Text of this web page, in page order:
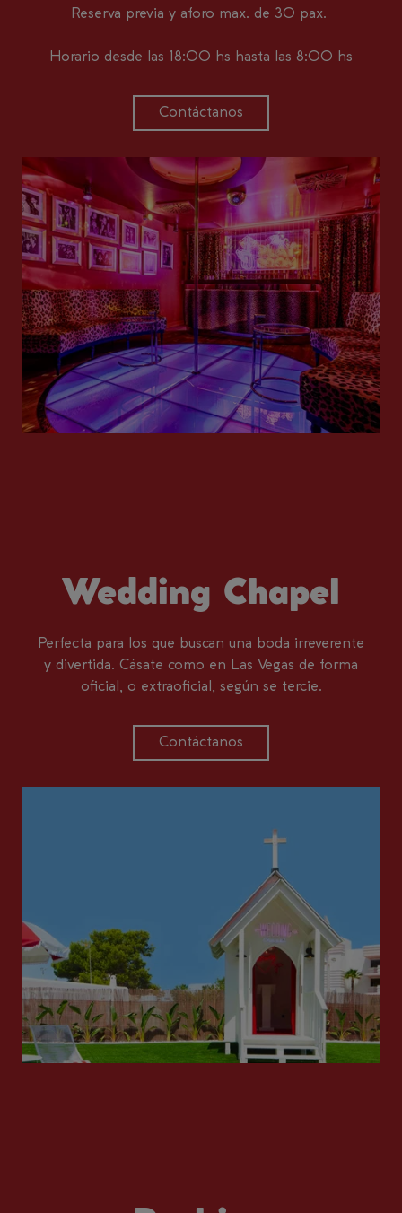
Reserva previa y aforo max. de 30 pax.
Horario desde las 18:00 hs hasta las 8:00 hs
Contáctanos
Wedding Chapel
Perfecta para los que buscan una boda irreverente
y divertida. Cásate como en Las Vegas de forma
oficial, o extraoficial, según se tercie.
Contáctanos